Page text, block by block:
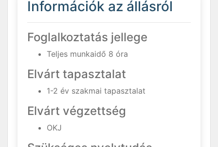
Információk az állásról
Foglalkoztatás jellege
Teljes munkaidő 8 óra
Elvárt tapasztalat
1-2 év szakmai tapasztalat
Elvárt végzettség
OKJ